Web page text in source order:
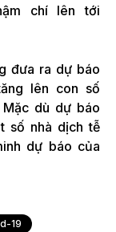
chí lên tới
đưa ra dự báo
lên con số
dù dự báo
số nhà dịch tễ
dự báo của
19